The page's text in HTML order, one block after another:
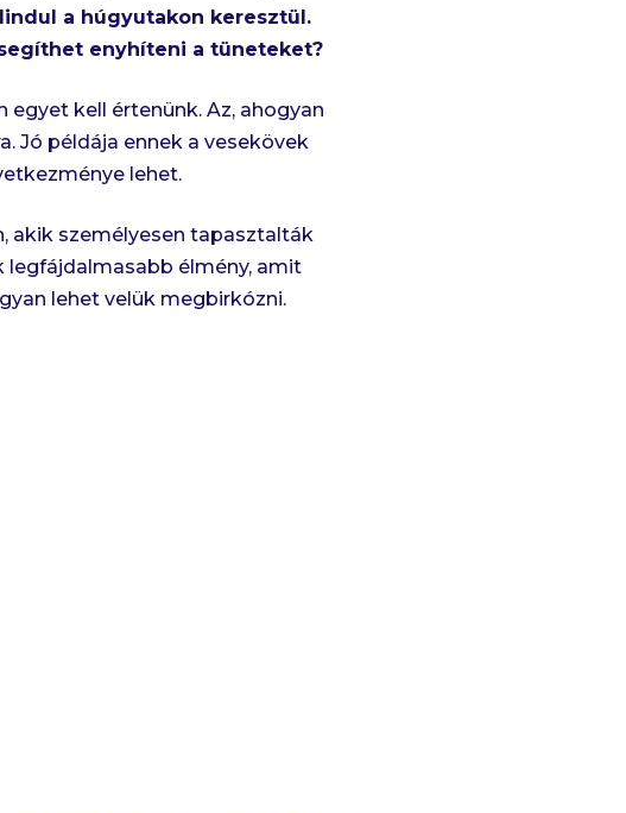
a húgyutakon keresztül.
enyhíteni a tüneteket?
kell értenünk. Az, ahogyan
Jó példája ennek a vesekövek
lehet.
akik személyesen tapasztalták
legfájdalmasabb élmény, amit
lehet velük megbirkózni.